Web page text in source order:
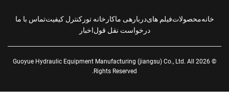
محصولاتفیلم هایدربارهی ماکارخانه تورکنترل کیفیتتماس با ما
درخواست نقل قول اخبار
© 2026 Guoyue Hydraulic Equipment Manufacturing (jiangsu) Co., Ltd. All
Rights Reserved.